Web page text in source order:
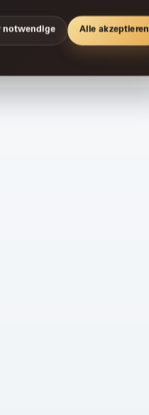
notwendige Alle akzeptieren